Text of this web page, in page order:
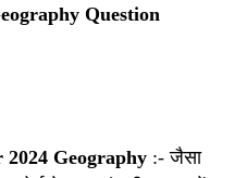
Question
2024 Geography :- जैसा